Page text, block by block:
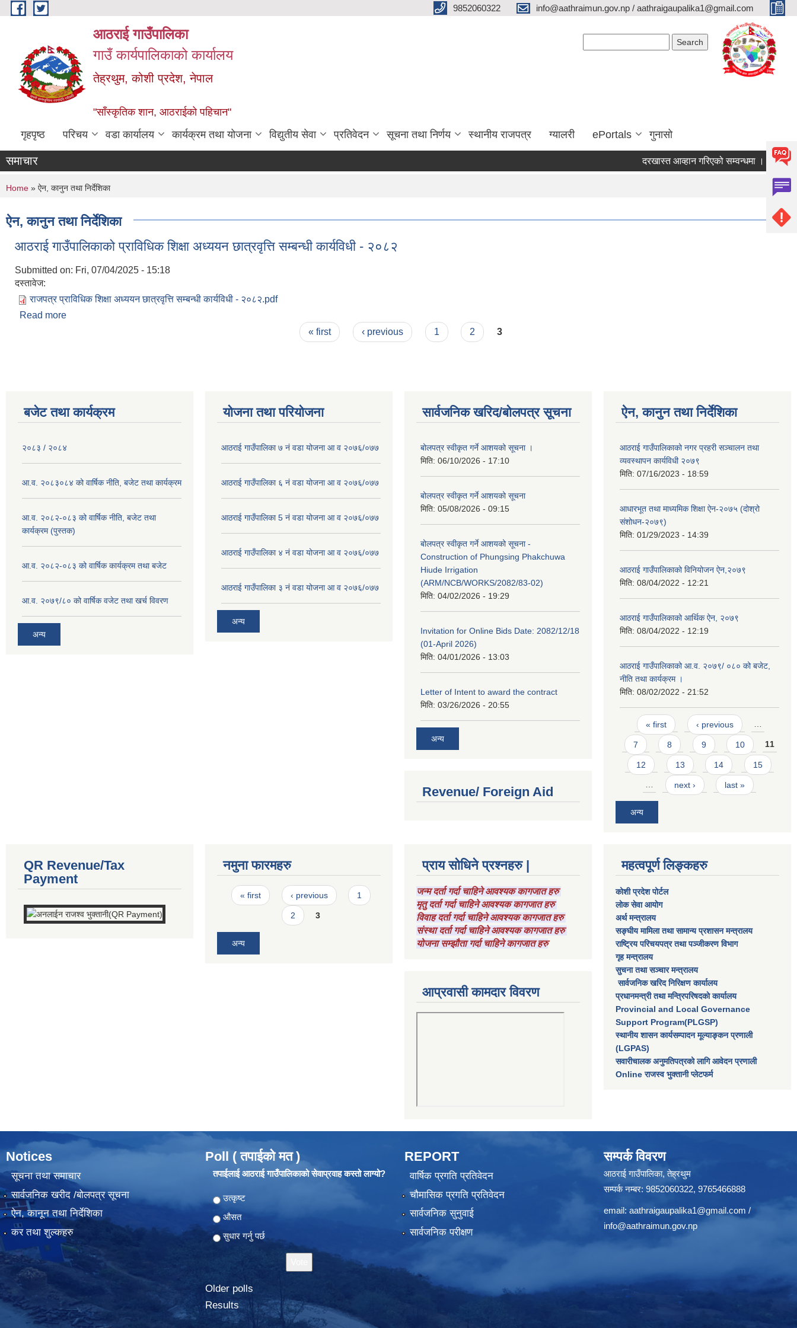
Skip to main content 9852060322 info@aathraimun.gov.np / aathraigaupalika1@gmail.com
आठराई गाउँपालिका
गाउँ कार्यपालिकाको कार्यालय
तेह्रथुम, कोशी प्रदेश, नेपाल
"साँस्कृतिक शान, आठराईको पहिचान"
गृहपृष्ठ परिचय वडा कार्यालय कार्यक्रम तथा योजना विद्युतीय सेवा प्रतिवेदन सूचना तथा निर्णय स्थानीय राजपत्र ग्यालरी ePortals गुनासो
समाचार दरखास्त आव्हान गरिएको सम्वन्धमा । प्रेश
You are here
Home » ऐन, कानुन तथा निर्देशिका
ऐन, कानुन तथा निर्देशिका
आठराई गाउँपालिकाको प्राविधिक शिक्षा अध्ययन छात्रवृत्ति सम्बन्धी कार्यविधी - २०८२
Submitted on: Fri, 07/04/2025 - 15:18
दस्तावेज:
राजपत्र प्राविधिक शिक्षा अध्ययन छात्रवृत्ति सम्बन्धी कार्यविधी - २०८२.pdf
Read more
« first ‹ previous 1 2 3
बजेट तथा कार्यक्रम
२०८३ / २०८४
आ.व. २०८३०८४ को वार्षिक नीति, बजेट तथा कार्यक्रम
आ.व. २०८२-०८३ को वार्षिक नीति, बजेट तथा
कार्यक्रम (पुस्तक)
आ.व. २०८२-०८३ को वार्षिक कार्यक्रम तथा बजेट
आ.व. २०७९/८० को वार्षिक वजेट तथा खर्च विवरण
अन्य
योजना तथा परियोजना
आठराई गाउँपालिका ७ नं वडा योजना आ व २०७६/०७७
आठराई गाउँपालिका ६ नं वडा योजना आ व २०७६/०७७
आठराई गाउँपालिका 5 नं वडा योजना आ व २०७६/०७७
आठराई गाउँपालिका ४ नं वडा योजना आ व २०७६/०७७
आठराई गाउँपालिका ३ नं वडा योजना आ व २०७६/०७७
अन्य
सार्वजनिक खरिद/बोलपत्र सूचना
बोलपत्र स्वीकृत गर्ने आशयको सूचना ।
मिति: 06/10/2026 - 17:10
बोलपत्र स्वीकृत गर्ने आशयको सूचना
मिति: 05/08/2026 - 09:15
बोलपत्र स्वीकृत गर्ने आशयको सूचना -
Construction of Phungsing Phakchuwa
Hiude Irrigation
(ARM/NCB/WORKS/2082/83-02)
मिति: 04/02/2026 - 19:29
Invitation for Online Bids Date: 2082/12/18
(01-April 2026)
मिति: 04/01/2026 - 13:03
Letter of Intent to award the contract
मिति: 03/26/2026 - 20:55
अन्य
Revenue/ Foreign Aid
ऐन, कानुन तथा निर्देशिका
आठराई गाउँपालिकाको नगर प्रहरी सञ्चालन तथा
व्यवस्थापन कार्यविधी २०७९
मिति: 07/16/2023 - 18:59
आधारभूत तथा माध्यमिक शिक्षा ऐन-२०७५ (दोश्रो
संशोधन-२०७९)
मिति: 01/29/2023 - 14:39
आठराई गाउँपालिकाको विनियोजन ऐन,२०७९
मिति: 08/04/2022 - 12:21
आठराई गाउँपालिकाको आर्थिक ऐन, २०७९
मिति: 08/04/2022 - 12:19
आठराई गाउँपालिकाको आ.व. २०७९/ ०८० को बजेट,
नीति तथा कार्यक्रम ।
मिति: 08/02/2022 - 21:52
Pages
« first ‹ previous …
7 8 9 10 11
12 13 14 15
… next › last »
अन्य
QR Revenue/Tax
Payment
नमुना फारमहरु
Pages
« first ‹ previous 1
2 3
अन्य
प्राय सोधिने प्रश्नहरु |
जन्म दर्ता गर्दा चाहिने आवश्यक कागजात हरु
मृतु दर्ता गर्दा चाहिने आवश्यक कागजात हरु
विवाह दर्ता गर्दा चाहिने आवश्यक कागजात हरु
संस्था दर्ता गर्दा चाहिने आवश्यक कागजात हरु
योजना सम्झौता गर्दा चाहिने कागजात हरु
आप्रवासी कामदार विवरण
महत्वपूर्ण लिङ्कहरु
कोशी प्रदेश पोर्टल
लाेक सेवा आयाेग
अर्थ मन्त्रालय
सङ्घीय मामिला तथा सामान्य प्रशासन मन्त्रालय
राष्‍ट्रिय परिचयपत्र तथा पञ्‍जीकरण विभाग
गृह मन्त्रालय
सुचना तथा सञ्चार मन्त्रालय
सार्वजनिक खरिद निरिक्षण कार्यालय
प्रधानमन्त्री तथा मन्त्रिपरिषदकाे कार्यालय
Provincial and Local Governance
Support Program(PLGSP)
स्थानीय शासन कार्यसम्पादन मूल्याङ्कन प्रणाली
(LGPAS)
सवारीचालक अनुमतिपत्रको लागि आवेदन प्रणाली
Online राजस्व भुक्तानी प्लेटफर्म
Notices
सूचना तथा समाचार
सार्वजनिक खरीद /बोलपत्र सूचना
ऐन, कानून तथा निर्देशिका
कर तथा शुल्कहरु
Poll ( तपाईको मत )
तपाईलाई आठराई गाउँपालिकाको सेवाप्रवाह कस्तो लाग्यो?
Choices
उत्कृष्ट
औसत
सुधार गर्नु पर्छ
Older polls
Results
REPORT
वार्षिक प्रगति प्रतिवेदन
चौमासिक प्रगति प्रतिवेदन
सार्वजनिक सुनुवाई
सार्वजनिक परीक्षण
सम्पर्क विवरण
आठराई गाउँपालिका, तेह्रथुम
सम्पर्क नम्बर: 9852060322, 9765466888
email: aathraigaupalika1@gmail.com /
info@aathraimun.gov.np